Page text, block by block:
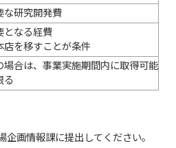
な研究開発費
となる経費
を移すことが条件
場合は、事業実施期間内に取得可能
る
画情報課に提出してください。